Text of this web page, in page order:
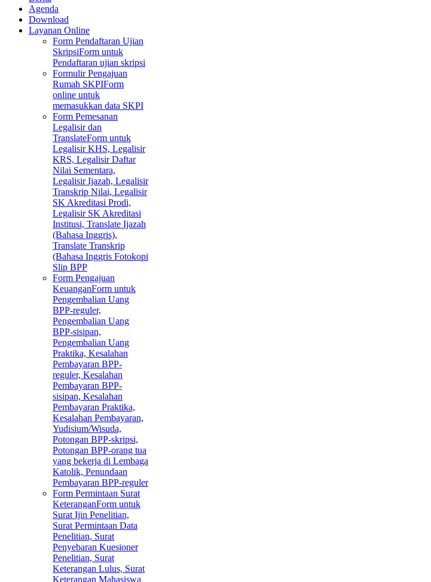
Agenda
Download
Layanan Online
Form Pendaftaran Ujian
SkripsiForm untuk
Pendaftaran ujian skripsi
Formulir Pengajuan
Rumah SKPIForm
online untuk
memasukkan data SKPI
Form Pemesanan
Legalisir dan
TranslateForm untuk
Legalisir KHS, Legalisir
KRS, Legalisir Daftar
Nilai Sementara,
Legalisir Ijazah, Legalisir
Transkrip Nilai, Legalisir
SK Akreditasi Prodi,
Legalisir SK Akreditasi
Institusi, Translate Ijazah
(Bahasa Inggris),
Translate Transkrip
(Bahasa Inggris Fotokopi
Slip BPP
Form Pengajuan
KeuanganForm untuk
Pengembalian Uang
BPP-reguler,
Pengembalian Uang
BPP-sisipan,
Pengembalian Uang
Praktika, Kesalahan
Pembayaran BPP-
reguler, Kesalahan
Pembayaran BPP-
sisipan, Kesalahan
Pembayaran Praktika,
Kesalahan Pembayaran,
Yudisium/Wisuda,
Potongan BPP-skripsi,
Potongan BPP-orang tua
yang bekerja di Lembaga
Katolik, Penundaan
Pembayaran BPP-reguler
Form Permintaan Surat
KeteranganForm untuk
Surat Ijin Penelitian,
Surat Permintaan Data
Penelitian, Surat
Penyebaran Kuesioner
Penelitian, Surat
Keterangan Lulus, Surat
Keterangan Mahasiswa